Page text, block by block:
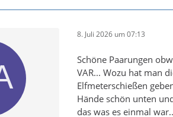
8. Juli 2026 um 07:13
Schöne Paarungen
VAR... Wozu hat man
Elfmeterschießen
Hände schön unten
das was es einmal